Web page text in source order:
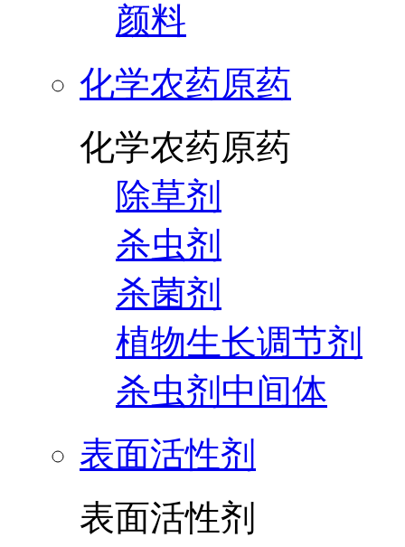
颜料
化学农药原药
化学农药原药
除草剂
杀虫剂
杀菌剂
植物生长调节剂
杀虫剂中间体
表面活性剂
表面活性剂